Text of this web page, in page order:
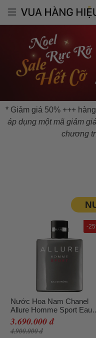
* Giảm giá 50% +++
áp dụng một mã giảm
chương
Nước Hoa Nam Chanel
Allure Homme Sport Eau
Extreme Thơm Lâu, 100ml
3.690.000 đ
4.900.000 đ
-